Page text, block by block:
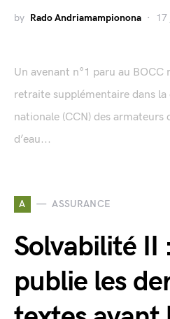
by Rado Andriamampionona 17
Un avenant n°1 paru au
retraite supplémentaire dans
nationale (CCN) des armateurs
d’eau...
A ASSURANCE
Solvabilité II
publie les